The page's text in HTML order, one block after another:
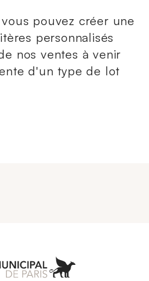
pouvez créer une
personnalisés
nos ventes à venir
d'un type de lot